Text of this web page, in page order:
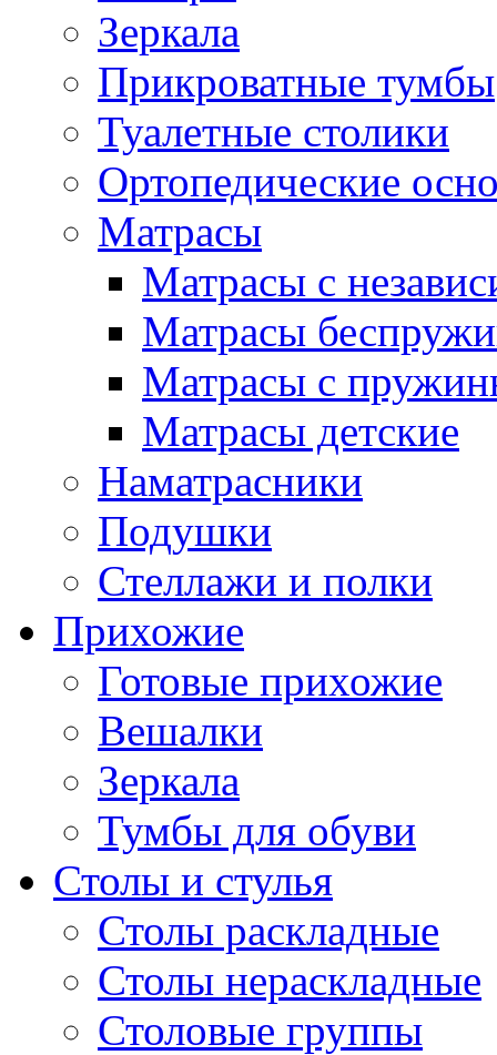
Зеркала
Прикроватные тумбы
Туалетные столики
Ортопедические
Матрасы
Матрасы с
Матрасы
Матрасы с
Матрасы детские
Наматрасники
Подушки
Стеллажи и полки
Прихожие
Готовые прихожие
Вешалки
Зеркала
Тумбы для обуви
Столы и стулья
Столы раскладные
Столы нераскладные
Столовые группы